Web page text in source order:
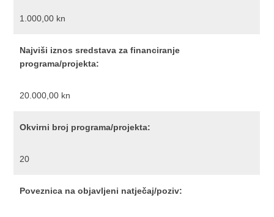
1.000,00 kn
Najviši iznos sredstava za financiranje
programa/projekta:
20.000,00 kn
Okvirni broj programa/projekta:
20
Poveznica na objavljeni natječaj/poziv: